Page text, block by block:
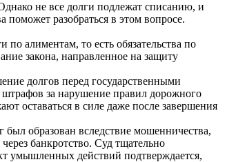
не все долги подлежат списанию, и
разобраться в этом вопросе.
алиментам, то есть обязательства по
закона, направленное на защиту
долгов перед государственными
штрафов за нарушение правил дорожного
оставаться в силе даже после завершения
образован вследствие мошенничества,
банкротство. Суд тщательно
умышленных действий подтверждается,